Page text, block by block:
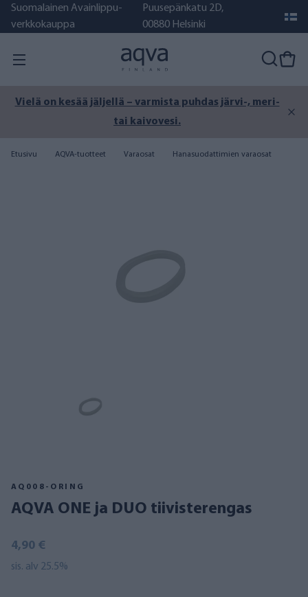
Suomalainen Avainlippu-
verkkokauppa
Puusepänkatu 2D,
00880 Helsinki
Vielä on kesää jäljellä – varmista puhdas järvi-, meri-
tai kaivovesi.
Etusivu AQVA-tuotteet Varaosat Hanasuodattimien varaosat
AQ008-ORING
AQVA ONE ja DUO tiivisterengas
4,90 €
sis. alv 25.5%